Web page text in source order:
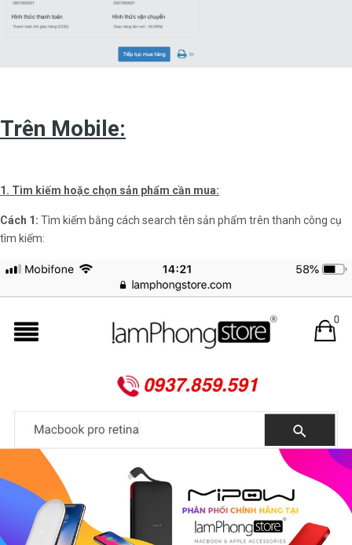
Trên Mobile:
1. Tìm kiếm hoặc chọn sản phẩm cần mua:
Cách 1: Tìm kiếm bằng cách search tên sản phẩm trên thanh công cụ
tìm kiếm: